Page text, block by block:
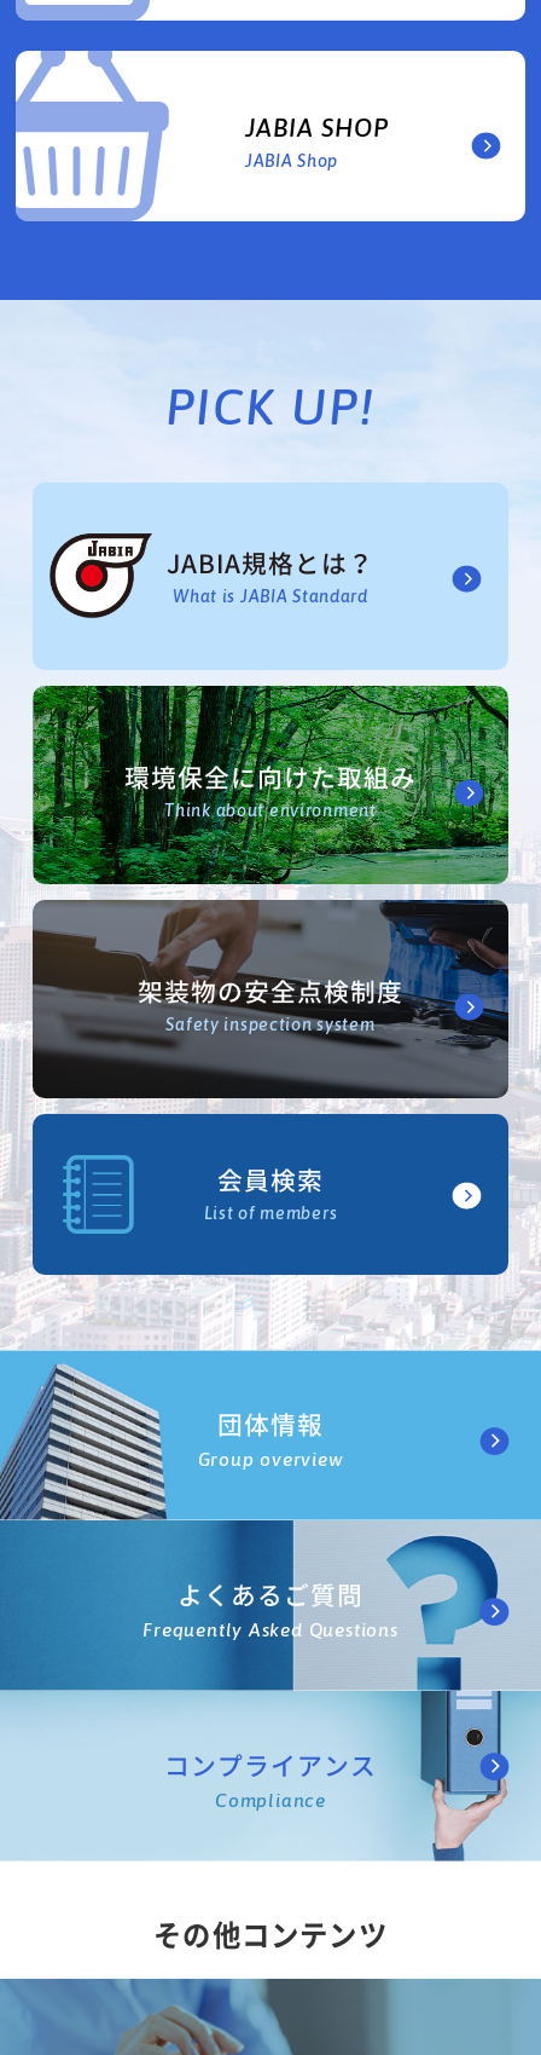
JABIA SHOP
JABIA Shop
PICK UP!
JABIA規格とは？
What is JABIA Standard
環境保全に向けた取組み
Think about environment
架装物の安全点検制度
Safety inspection system
会員検索
List of members
団体情報
Group overview
よくあるご質問
Frequently Asked Questions
コンプライアンス
Compliance
その他コンテンツ